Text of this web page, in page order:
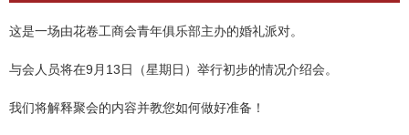
这是一场由花卷工商会青年俱乐部主办的婚礼派对。
与会人员将在9月13日（星期日）举行初步的情况介绍会。
我们将解释聚会的内容并教您如何做好准备！